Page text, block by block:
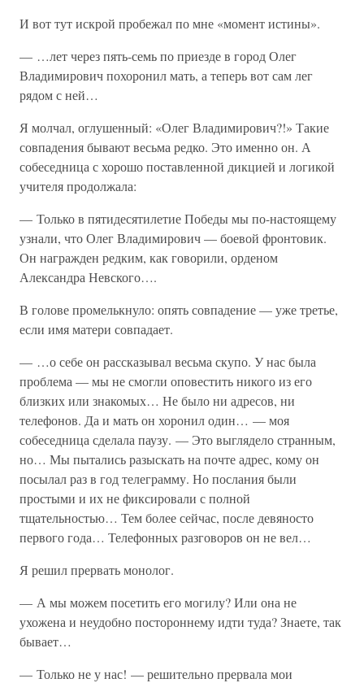
И вот тут искрой пробежал по мне «момент истины».
— …лет через пять-семь по приезде в город Олег
Владимирович похоронил мать, а теперь вот сам лег
рядом с ней…
Я молчал, оглушенный: «Олег Владимирович?!» Такие
совпадения бывают весьма редко. Это именно он. А
собеседница с хорошо поставленной дикцией и логикой
учителя продолжала:
— Только в пятидесятилетие Победы мы по-настоящему
узнали, что Олег Владимирович — боевой фронтовик.
Он награжден редким, как говорили, орденом
Александра Невского….
В голове промелькнуло: опять совпадение — уже третье,
если имя матери совпадает.
— …о себе он рассказывал весьма скупо. У нас была
проблема — мы не смогли оповестить никого из его
близких или знакомых… Не было ни адресов, ни
телефонов. Да и мать он хоронил один… — моя
собеседница сделала паузу. — Это выглядело странным,
но… Мы пытались разыскать на почте адрес, кому он
посылал раз в год телеграмму. Но послания были
простыми и их не фиксировали с полной
тщательностью… Тем более сейчас, после девяносто
первого года… Телефонных разговоров он не вел…
Я решил прервать монолог.
— А мы можем посетить его могилу? Или она не
ухожена и неудобно постороннему идти туда? Знаете, так
бывает…
— Только не у нас! — решительно прервала мои